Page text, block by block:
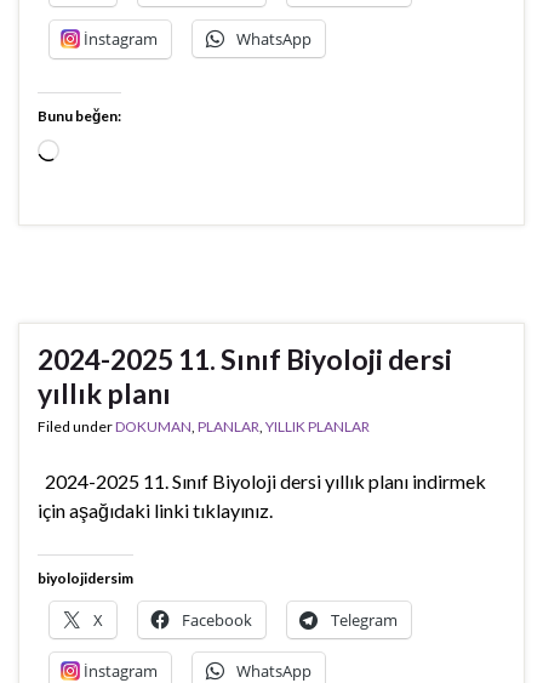
İnstagram WhatsApp
Bunu beğen:
Yükleniyor...
2024-2025 11. Sınıf Biyoloji dersi
yıllık planı
Filed underDOKUMAN PLANLAR YILLIK PLANLAR
2024-2025 11. Sınıf Biyoloji dersi yıllık planı indirmek
için aşağıdaki linki tıklayınız.
biyolojidersim
X Facebook Telegram
İnstagram WhatsApp